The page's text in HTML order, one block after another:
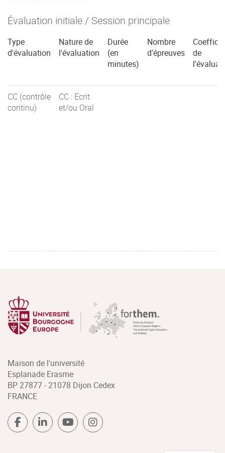
Évaluation initiale / Session principale
Type
d'évaluation
Nature de
l'évaluation
Durée
(en
minutes)
Nombre
d'épreuves
de
CC (contrôle
continu)
CC : Ecrit
et/ou Oral
Maison de l'université
Esplanade Erasme
BP 27877 - 21078 Dijon Cedex
FRANCE